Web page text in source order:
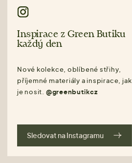
Inspirace z Green Butiku
každý den
Nové kolekce, oblíbené střihy,
příjemné materiály a inspirace, jak
je nosit. @greenbutikcz
Sledovat na Instagramu